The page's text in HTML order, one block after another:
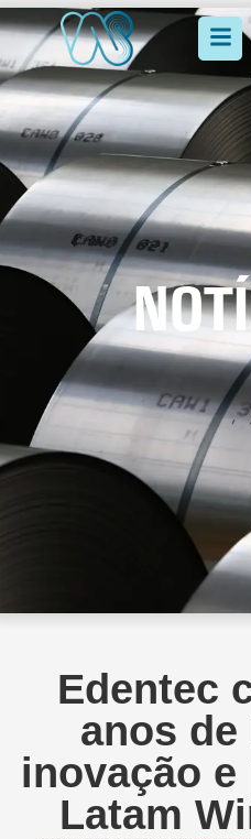
Edentec
anos
inovação
Latam